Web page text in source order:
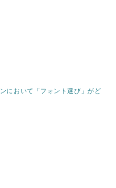
において「フォント選び」がど